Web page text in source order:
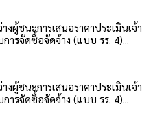
งผู้ชนะการเสนอราคาประเมินเจ้า
ารจัดซื้อจัดจ้าง (แบบ รร. 4)...
งผู้ชนะการเสนอราคาประเมินเจ้า
ารจัดซื้อจัดจ้าง (แบบ รร. 4)...